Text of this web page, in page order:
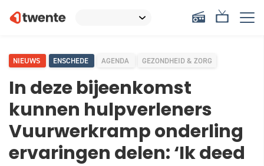
NIEUWS ENSCHEDE AGENDA GEZONDHEID & ZORG
In deze bijeenkomst
kunnen hulpverleners
Vuurwerkramp onderling
ervaringen delen: ‘Ik deed